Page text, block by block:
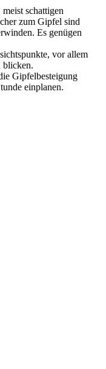
schattigen
zum Gipfel sind
Es genügen
vor allem
blicken.
Gipfelbesteigung
einplanen.